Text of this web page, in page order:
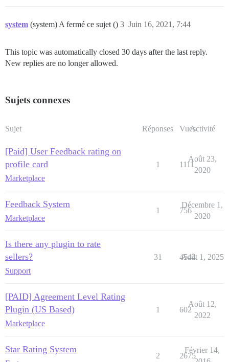
system (system) A fermé ce sujet () Juin 16, 2021, 7:44
3
This topic was automatically closed 30 days after the last reply.
New replies are no longer allowed.
Sujets connexes
Sujet Réponses VuesActivité
[Paid] User Feedback rating on
profile card
Marketplace
1 1111
Août 23,
2020
Feedback System
Marketplace
1 756
Décembre 1,
2020
Is there any plugin to rate
sellers?
Support
31 4544
Août 1, 2025
[PAID] Agreement Level Rating
Plugin (US Based)
Marketplace
1 602
Août 12,
2022
Star Rating System
2 2675
Février 14,